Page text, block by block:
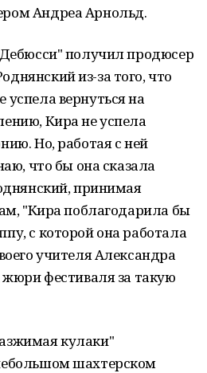
Андреа Арнольд.
получил продюсер
из-за того, что
вернуться на
Кира не успела
Но, работая с ней
что бы она сказала
принимая
"Кира поблагодарила бы
с которой она работала
учителя Александра
жюри фестиваля за такую
кулаки"
шахтерском